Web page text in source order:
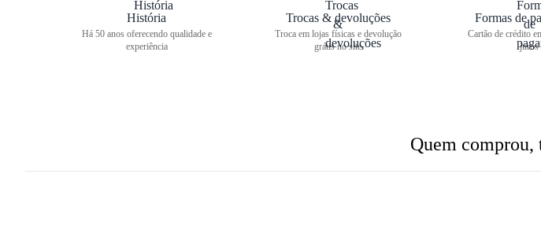
História
Há 50 anos oferecendo qualidade e
experiência
Trocas & devoluções
Troca em lojas físicas e devolução
grátis no site
Formas de
Cartão de crédito
juros
Quem comprou,